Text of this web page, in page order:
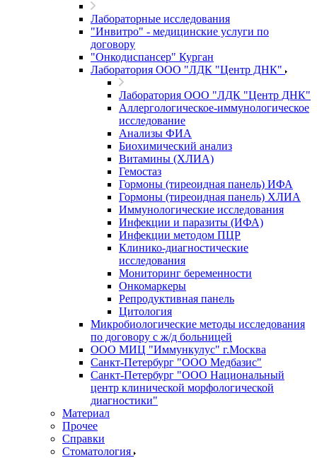
Лабораторные исследования
"Инвитро" - медицинские услуги по
договору
"Онкодиспансер" Курган
Лаборатория ООО "ЛДК "Центр ДНК"
Лаборатория ООО "ЛДК "Центр ДНК"
Аллергологическое-иммунологическое
исследование
Анализы ФИА
Биохимический анализ
Витамины (ХЛИА)
Гемостаз
Гормоны (тиреоидная панель) ИФА
Гормоны (тиреоидная панель) ХЛИА
Иммунологические исследования
Инфекции и паразиты (ИФА)
Инфекции методом ПЦР
Клинико-диагностические
исследования
Мониторинг беременности
Онкомаркеры
Репродуктивная панель
Цитология
Микробиологические методы исследования
по договору с ж/д больницей
ООО МИЦ "Иммункулус" г.Москва
Санкт-Петербург "ООО Медбазис"
Санкт-Петербург "ООО Национальный
центр клинической морфологической
диагностики"
Материал
Прочее
Справки
Стоматология